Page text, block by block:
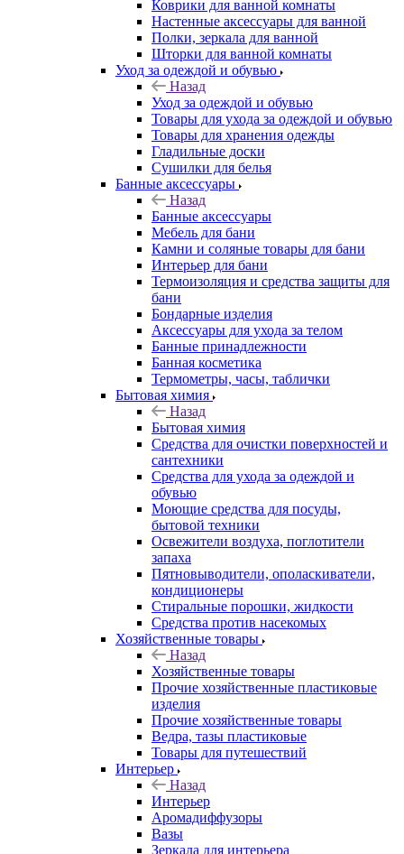
Коврики для ванной комнаты
Настенные аксессуары для ванной
Полки, зеркала для ванной
Шторки для ванной комнаты
Уход за одеждой и обувью
Назад
Уход за одеждой и обувью
Товары для ухода за одеждой и обувью
Товары для хранения одежды
Гладильные доски
Сушилки для белья
Банные аксессуары
Назад
Банные аксессуары
Мебель для бани
Камни и соляные товары для бани
Интерьер для бани
Термоизоляция и средства защиты для
бани
Бондарные изделия
Аксеcсуары для ухода за телом
Банные принадлежности
Банная косметика
Термометры, часы, таблички
Бытовая химия
Назад
Бытовая химия
Средства для очистки поверхностей и
сантехники
Средства для ухода за одеждой и
обувью
Моющие средства для посуды,
бытовой техники
Освежители воздуха, поглотители
запаха
Пятновыводители, ополаскиватели,
кондиционеры
Стиральные порошки, жидкости
Средства против насекомых
Хозяйственные товары
Назад
Хозяйственные товары
Прочие хозяйственные пластиковые
изделия
Прочие хозяйственные товары
Ведра, тазы пластиковые
Товары для путешествий
Интерьер
Назад
Интерьер
Аромадиффузоры
Вазы
Зеркала для интерьера